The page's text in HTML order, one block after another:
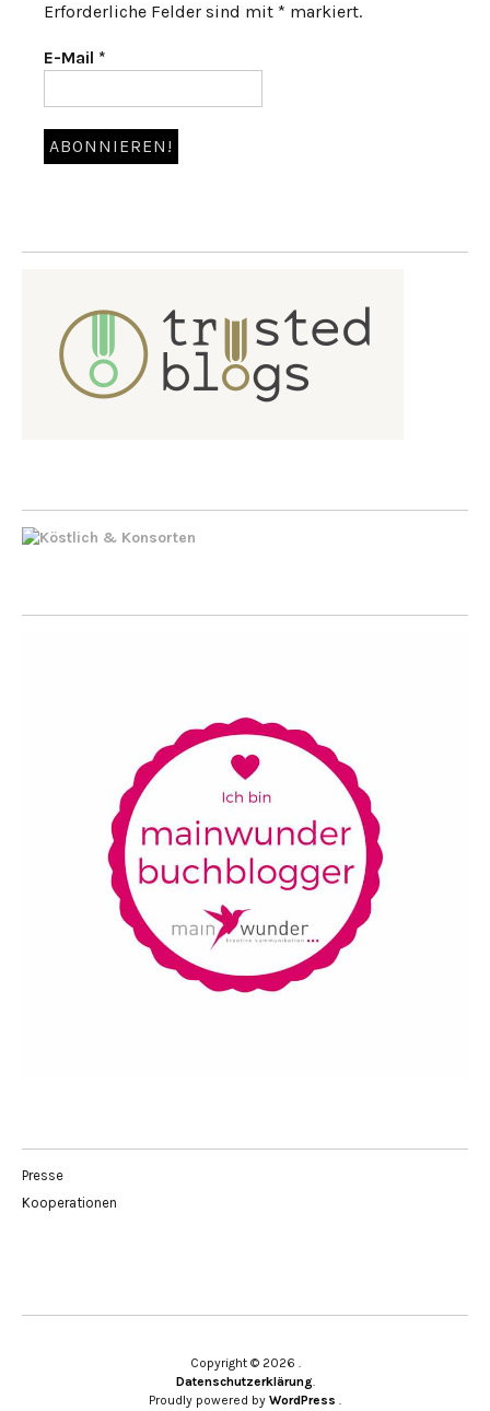
Erforderliche Felder sind mit * markiert.
E-Mail *
Presse
Kooperationen
Copyright © 2026
Datenschutzerklärung
Proudly powered by WordPress